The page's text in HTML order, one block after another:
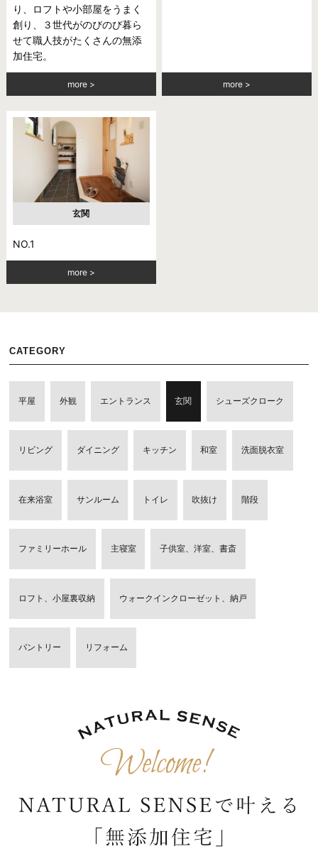
り、ロフトや小部屋をうまく
創り、３世代がのびのび暮ら
せて職人技がたくさんの無添
加住宅。
more more
玄関
NO.1
more
CATEGORY
平屋 外観 エントランス 玄関 シューズクローク
リビング ダイニング キッチン 和室 洗面脱衣室
在来浴室 サンルーム トイレ 吹抜け 階段
ファミリーホール 主寝室 子供室、洋室、書斎
ロフト、小屋裏収納 ウォークインクローゼット、納戸
パントリー リフォーム